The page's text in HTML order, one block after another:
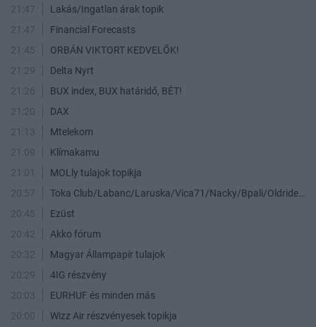
21:47
Lakás/Ingatlan árak topik
21:47
Financial Forecasts
21:45
ORBÁN VIKTORT KEDVELŐK!
21:29
Delta Nyrt
21:26
BUX index, BUX határidő, BÉT!
21:20
DAX
21:13
Mtelekom
21:09
Klímakamu
21:01
MOLly tulajok topikja
20:57
Toka Club/Labanc/Laruska/Vica71/Nacky/Bpali/Oldrider/Josefernando/Mcbull/Kawaszabi
20:45
Ezüst
20:42
Akko fórum
20:32
Magyar Állampapír tulajok
20:29
4IG részvény
20:03
EURHUF és minden más
20:00
Wizz Air részvényesek topikja